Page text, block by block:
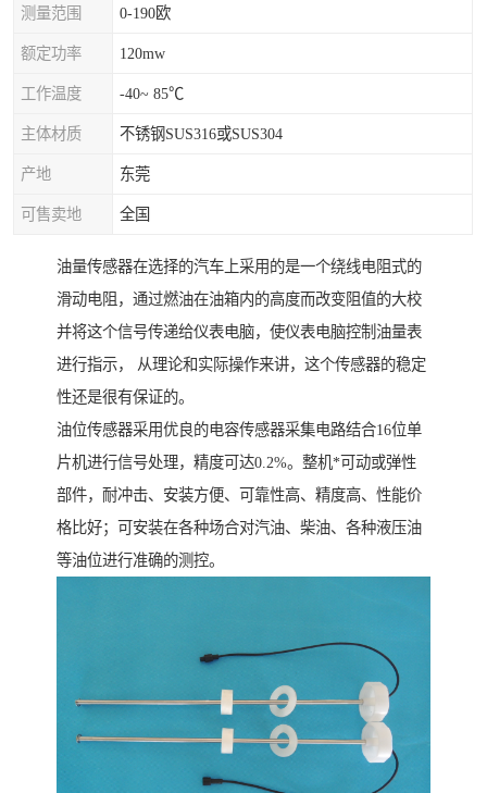
测量范围 0-190欧
额定功率 120mw
工作温度 -40~ 85℃
主体材质 不锈钢SUS316或SUS304
产地 东莞
可售卖地 全国
油量传感器在选择的汽车上采用的是一个绕线电阻式的
滑动电阻，通过燃油在油箱内的高度而改变阻值的大校
并将这个信号传递给仪表电脑，使仪表电脑控制油量表
进行指示， 从理论和实际操作来讲，这个传感器的稳定
性还是很有保证的。
油位传感器采用优良的电容传感器采集电路结合16位单
片机进行信号处理，精度可达0.2%。整机*可动或弹性
部件，耐冲击、安装方便、可靠性高、精度高、性能价
格比好；可安装在各种场合对汽油、柴油、各种液压油
等油位进行准确的测控。